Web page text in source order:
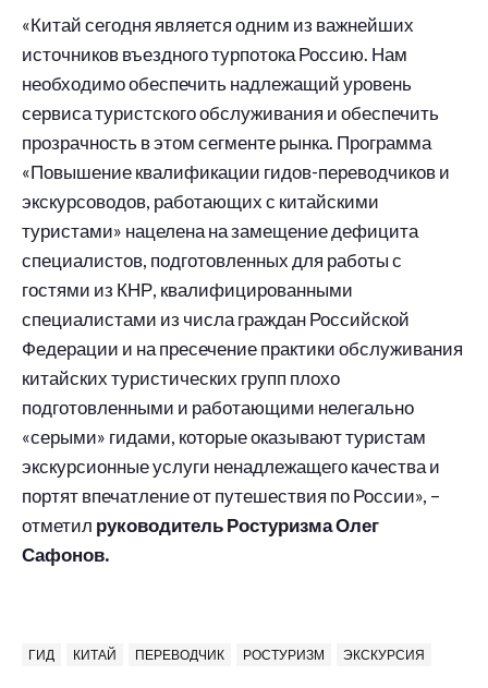
«Китай сегодня является одним из важнейших
источников въездного турпотока Россию. Нам
необходимо обеспечить надлежащий уровень
сервиса туристского обслуживания и обеспечить
прозрачность в этом сегменте рынка. Программа
«Повышение квалификации гидов-переводчиков и
экскурсоводов, работающих с китайскими
туристами» нацелена на замещение дефицита
специалистов, подготовленных для работы с
гостями из КНР, квалифицированными
специалистами из числа граждан Российской
Федерации и на пресечение практики обслуживания
китайских туристических групп плохо
подготовленными и работающими нелегально
«серыми» гидами, которые оказывают туристам
экскурсионные услуги ненадлежащего качества и
портят впечатление от путешествия по России», –
отметил руководитель Ростуризма Олег
Сафонов.
ГИД КИТАЙ ПЕРЕВОДЧИК РОСТУРИЗМ ЭКСКУРСИЯ